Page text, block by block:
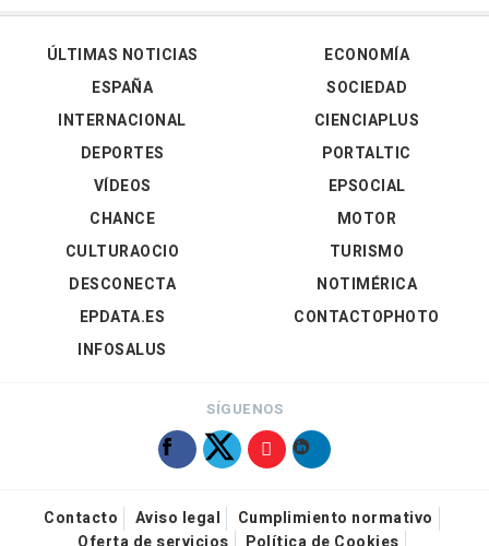
ÚLTIMAS NOTICIAS
ESPAÑA
INTERNACIONAL
DEPORTES
VÍDEOS
ECONOMÍA
SOCIEDAD
CIENCIAPLUS
PORTALTIC
EPSOCIAL
CHANCE
CULTURAOCIO
DESCONECTA
EPDATA.ES
INFOSALUS
MOTOR
TURISMO
NOTIMÉRICA
CONTACTOPHOTO
SÍGUENOS
Contacto Aviso legal
Cumplimiento normativo